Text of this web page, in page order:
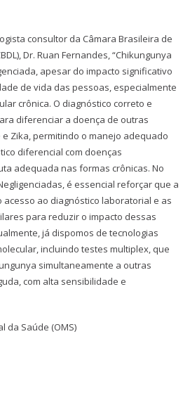
consultor da Câmara Brasileira de
Dr. Ruan Fernandes, “Chikungunya
apesar do impacto significativo
de vida das pessoas, especialmente
crônica. O diagnóstico correto e
diferenciar a doença de outras
Zika, permitindo o manejo adequado
diferencial com doenças
adequada nas formas crônicas. No
é essencial reforçar que a
acesso ao diagnóstico laboratorial e as
para reduzir o impacto dessas
já dispomos de tecnologias
incluindo testes multiplex, que
simultaneamente a outras
com alta sensibilidade e
da Saúde (OMS)